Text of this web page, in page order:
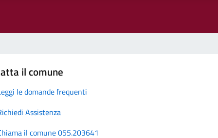
il comune
le domande frequenti
Assistenza
il comune 055.203641